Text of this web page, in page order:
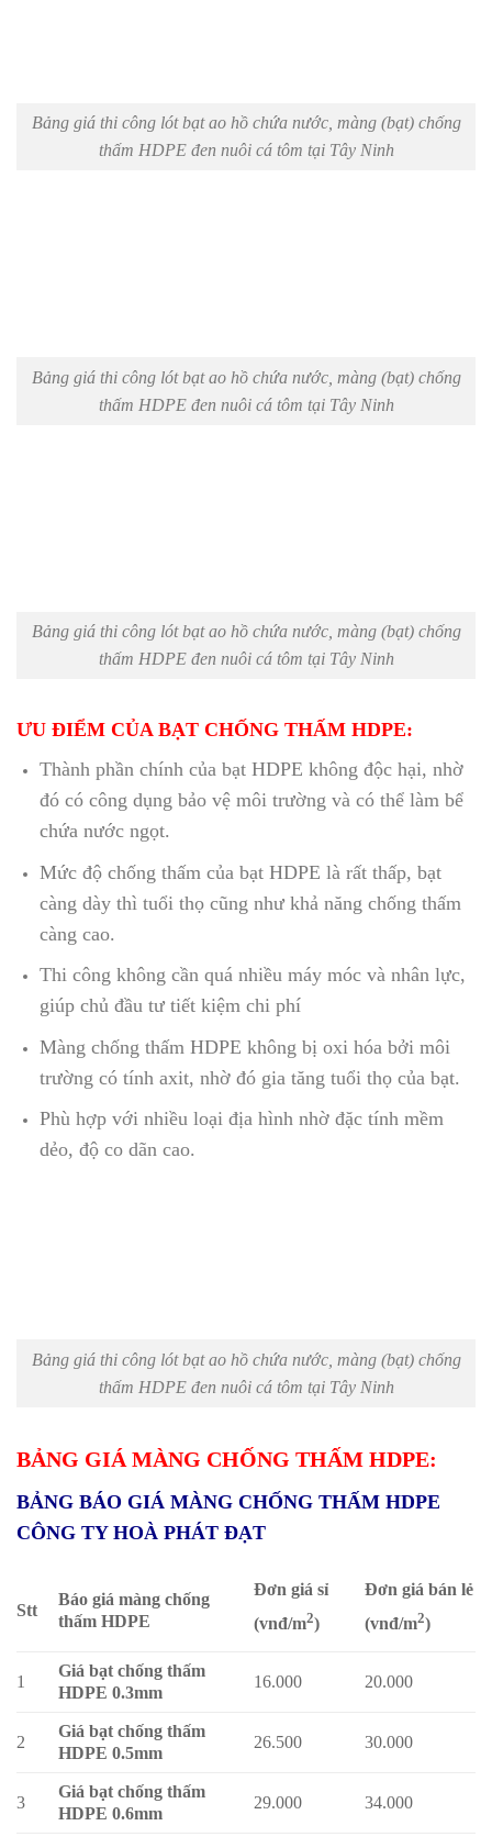
Bảng giá thi công lót bạt ao hồ chứa nước, màng (bạt) chống
thấm HDPE đen nuôi cá tôm tại Tây Ninh
Bảng giá thi công lót bạt ao hồ chứa nước, màng (bạt) chống
thấm HDPE đen nuôi cá tôm tại Tây Ninh
Bảng giá thi công lót bạt ao hồ chứa nước, màng (bạt) chống
thấm HDPE đen nuôi cá tôm tại Tây Ninh
ƯU ĐIỂM CỦA BẠT CHỐNG THẤM HDPE:
Thành phần chính của bạt HDPE không độc hại, nhờ
đó có công dụng bảo vệ môi trường và có thể làm bể
chứa nước ngọt.
Mức độ chống thấm của bạt HDPE là rất thấp, bạt
càng dày thì tuổi thọ cũng như khả năng chống thấm
càng cao.
Thi công không cần quá nhiều máy móc và nhân lực,
giúp chủ đầu tư tiết kiệm chi phí
Màng chống thấm HDPE không bị oxi hóa bởi môi
trường có tính axit, nhờ đó gia tăng tuổi thọ của bạt.
Phù hợp với nhiều loại địa hình nhờ đặc tính mềm
dẻo, độ co dãn cao.
Bảng giá thi công lót bạt ao hồ chứa nước, màng (bạt) chống
thấm HDPE đen nuôi cá tôm tại Tây Ninh
BẢNG GIÁ MÀNG CHỐNG THẤM HDPE:
BẢNG BÁO GIÁ MÀNG CHỐNG THẤM HDPE
CÔNG TY HOÀ PHÁT ĐẠT
Stt
Báo giá màng chống
thấm HDPE
Đơn giá sỉ
(vnđ/m2)
Đơn giá bán lẻ
(vnđ/m2)
1
Giá bạt chống thấm
HDPE 0.3mm
16.000 20.000
2
Giá bạt chống thấm
HDPE 0.5mm
26.500 30.000
3
Giá bạt chống thấm
HDPE 0.6mm
29.000 34.000